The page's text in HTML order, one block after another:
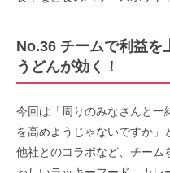
No.36 チームで利益を
うどんが効く！
今回は「周りのみなさんと一
を高めようじゃないですか」
他社とのコラボなど、チーム